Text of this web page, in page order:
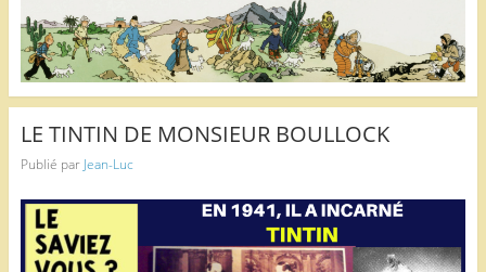
LE TINTIN DE MONSIEUR BOULLOCK
Publié par Jean-Luc